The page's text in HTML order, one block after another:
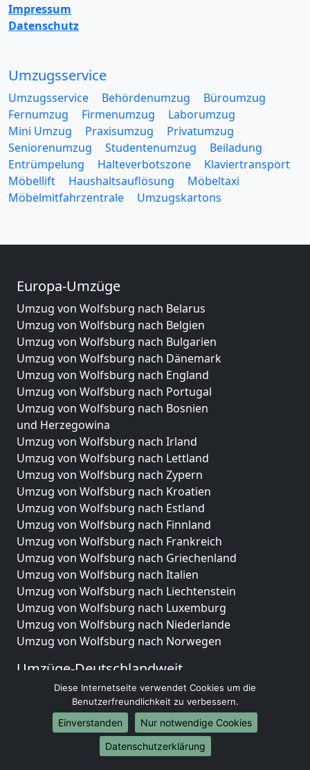
Impressum
Datenschutz
Umzugsservice
Umzugsservice Behördenumzug
Büroumzug
Fernumzug
Firmenumzug
Laborumzug
Mini Umzug
Praxisumzug
Privatumzug
Seniorenumzug
Studentenumzug
Beiladung
Entrümpelung
Halteverbotszone
Klaviertransport
Möbellift
Haushaltsauflösung
Möbeltaxi
Möbelmitfahrzentrale
Umzugskartons
Europa-Umzüge
Umzug von Wolfsburg nach Belarus
Umzug von Wolfsburg nach Belgien
Umzug von Wolfsburg nach Bulgarien
Umzug von Wolfsburg nach Dänemark
Umzug von Wolfsburg nach England
Umzug von Wolfsburg nach Portugal
Umzug von Wolfsburg nach Bosnien
und Herzegowina
Umzug von Wolfsburg nach Irland
Umzug von Wolfsburg nach Lettland
Umzug von Wolfsburg nach Zypern
Umzug von Wolfsburg nach Kroatien
Umzug von Wolfsburg nach Estland
Umzug von Wolfsburg nach Finnland
Umzug von Wolfsburg nach Frankreich
Umzug von Wolfsburg nach Griechenland
Umzug von Wolfsburg nach Italien
Umzug von Wolfsburg nach Liechtenstein
Umzug von Wolfsburg nach Luxemburg
Umzug von Wolfsburg nach Niederlande
Umzug von Wolfsburg nach Norwegen
Umzüge-Deutschlandweit
Umzug von Wolfsburg nach Berlin
Umzug von Wolfsburg nach Hamburg
Umzug von Wolfsburg nach München
Umzug von Wolfsburg nach Köln
Umzug von Wolfsburg nach Frankfurt am Main
Diese Internetseite verwendet Cookies um die
Benutzerfreundlichkeit zu verbessern.
Einverstanden
Nur notwendige Cookies
Datenschutzerklärung